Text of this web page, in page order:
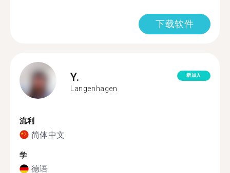
下载软件
Y.
Langenhagen
新加入
流利
简体中文
学
德语